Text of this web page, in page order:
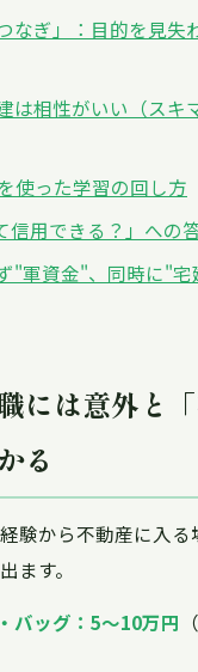
なぎ」：目的を見失
は相性がいい（スキ
使った学習の回し方
信用できる？」への
"軍資金"、同時に"
には意外と
る
験から不動産に入る
ます。
バッグ：5〜10万円